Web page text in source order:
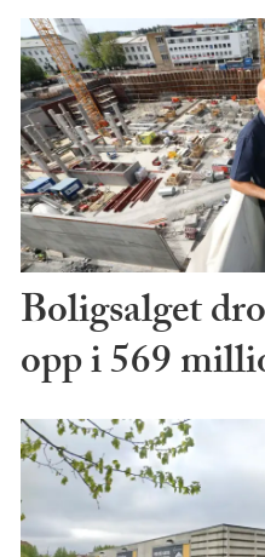
Boligsalget
opp i 569